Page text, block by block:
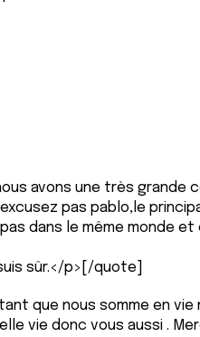
avons une très grande
pas pablo,le
dans le même monde
sûr.</p>[/quote]
que nous somme en vie
vie donc vous aussi .